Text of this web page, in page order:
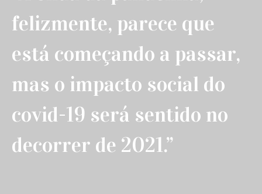
felizmente, parece que
está começando a passar,
mas o impacto social do
covid-19 será sentido no
decorrer de 2021.”